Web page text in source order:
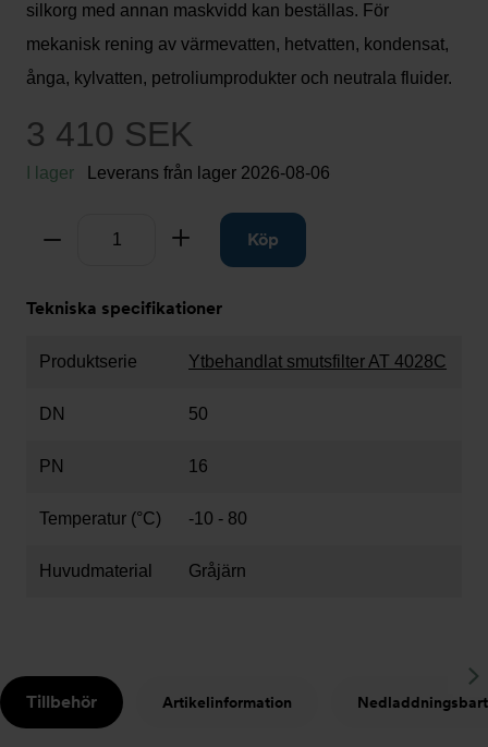
silkorg med annan maskvidd kan beställas. För
mekanisk rening av värmevatten, hetvatten, kondensat,
ånga, kylvatten, petroliumprodukter och neutrala fluider.
3 410 SEK
I lager Leverans från lager 2026-08-06
Ta bort Lägg tillKöp
Tekniska specifikationer
Produktserie Ytbehandlat smutsfilter AT 4028C
DN 50
PN 16
Temperatur (°C) -10 - 80
Huvudmaterial Gråjärn
Tillbehör Artikelinformation Nedladdningsbart